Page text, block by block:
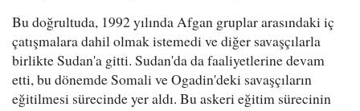
Bu doğrultuda, 1992 yılında Afgan gruplar arasındaki iç
çatışmalara dahil olmak istemedi ve diğer savaşçılarla
birlikte Sudan'a gitti. Sudan'da da faaliyetlerine devam
etti, bu dönemde Somali ve Ogadin'deki savaşçıların
eğitilmesi sürecinde yer aldı. Bu askeri eğitim sürecinin